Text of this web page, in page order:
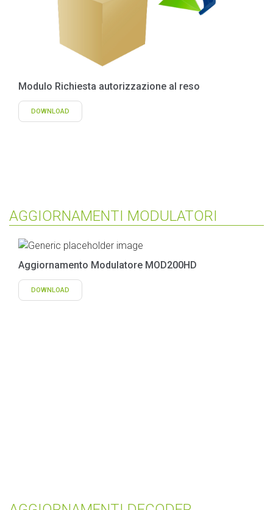
Modulo Richiesta autorizzazione al reso
DOWNLOAD
AGGIORNAMENTI MODULATORI
Aggiornamento Modulatore MOD200HD
DOWNLOAD